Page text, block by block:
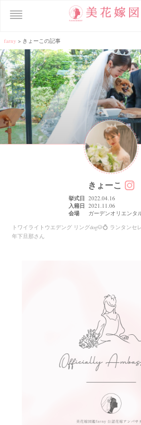
farny > きょーこの記事
きょーこ
挙式日 2022.04.16
入籍日 2021.11.06
会場
ガーデンオリエンタ
トワイライトウエデング リングdog🐶💍 ランタン
年下旦那さん